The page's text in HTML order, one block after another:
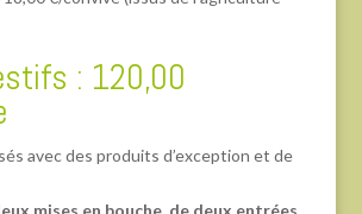
: 120,00
avec des produits d’exception et de
mises en bouche, de deux entrées,